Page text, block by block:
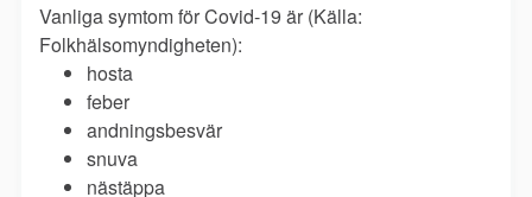
Vanliga symtom för Covid-19 är (Källa:
Folkhälsomyndigheten):
hosta
feber
andningsbesvär
snuva
nästäppa